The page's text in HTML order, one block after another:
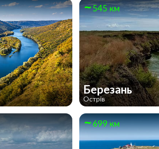
545 км
Березань
Острів
699 км